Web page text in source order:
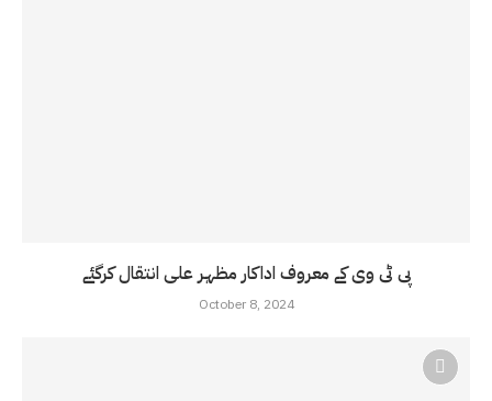
پی ٹی وی کے معروف اداکار مظہر علی انتقال کرگئے
October 8, 2024